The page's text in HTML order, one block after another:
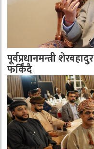
पूर्वप्रधानमन्त्री
फर्किँदै